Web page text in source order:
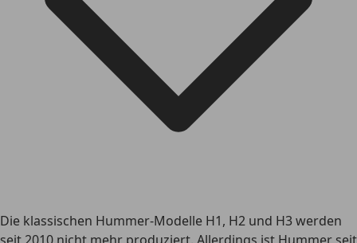
Die klassischen Hummer-Modelle H1, H2 und H3 werden